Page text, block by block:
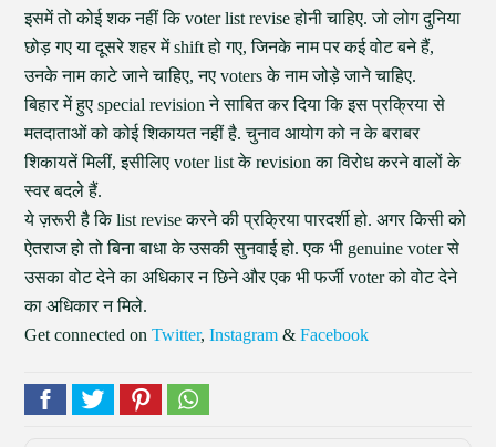
इसमें तो कोई शक नहीं कि voter list revise होनी चाहिए. जो लोग दुनिया
छोड़ गए या दूसरे शहर में shift हो गए, जिनके नाम पर कई वोट बने हैं,
उनके नाम काटे जाने चाहिए, नए voters के नाम जोड़े जाने चाहिए.
बिहार में हुए special revision ने साबित कर दिया कि इस प्रक्रिया से
मतदाताओं को कोई शिकायत नहीं है. चुनाव आयोग को न के बराबर
शिकायतें मिलीं, इसीलिए voter list के revision का विरोध करने वालों के
स्वर बदले हैं.
ये ज़रूरी है कि list revise करने की प्रक्रिया पारदर्शी हो. अगर किसी को
ऐतराज हो तो बिना बाधा के उसकी सुनवाई हो. एक भी genuine voter से
उसका वोट देने का अधिकार न छिने और एक भी फर्जी voter को वोट देने
का अधिकार न मिले.
Get connected onTwitter,Instagram &Facebook